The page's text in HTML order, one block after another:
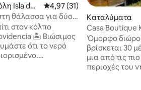
Isla de
Μέση βαθμολογία: 4,97 στα
4,97 (31)
θάλασσα για δύο
στον κόλπο
🏝️ Βιώσιμος
ότι το νερό
Καταλύματα
Casa Boutique
Όμορφο
βρίσκεται 30
μια από τις
περιοχές του